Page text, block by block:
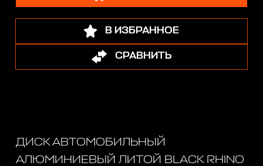
В ИЗБРАННОЕ
СРАВНИТЬ
ДИСК АВТОМОБИЛЬНЫЙ
АЛЮМИНИЕВЫЙ ЛИТОЙ BLACK RHINO